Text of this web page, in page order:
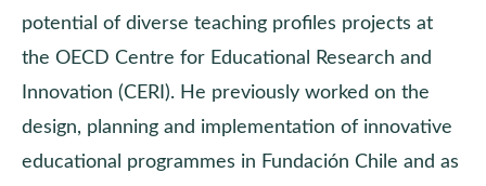
potential of diverse teaching profiles projects at
the OECD Centre for Educational Research and
Innovation (CERI). He previously worked on the
design, planning and implementation of innovative
educational programmes in Fundación Chile and as